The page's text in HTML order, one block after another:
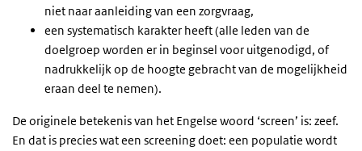
niet naar aanleiding van een zorgvraag,
een systematisch karakter heeft (alle leden van de
doelgroep worden er in beginsel voor uitgenodigd, of
nadrukkelijk op de hoogte gebracht van de mogelijkheid
eraan deel te nemen).
De originele betekenis van het Engelse woord ‘screen’ is: zeef.
En dat is precies wat een screening doet: een populatie wordt